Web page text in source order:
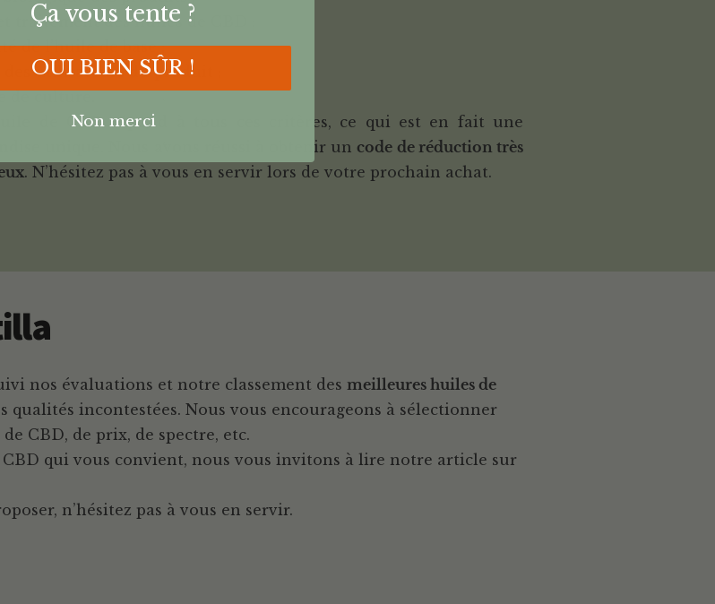
traitement des huiles de CBD ;
de l’huile de base ;
des utilisateurs du produit ;
de CBD répond à tous ces critères, ce qui est en fait une
unique. Nous avons réussi à obtenir un code de réduction très
. N’hésitez pas à vous en servir lors de votre prochain achat.
nos évaluations et notre classement des meilleures huiles de
qualités incontestées. Nous vous encourageons à sélectionner
CBD, de prix, de spectre, etc.
CBD qui vous convient, nous vous invitons à lire notre article sur
n’hésitez pas à vous en servir.
Ça vous tente ?
OUI BIEN SÛR !
Non merci